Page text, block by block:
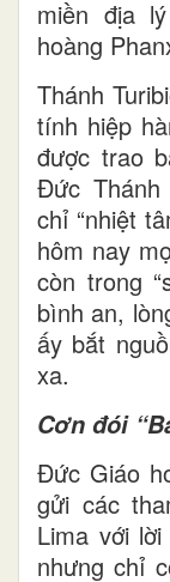
miền địa
hoàng
Thánh
tính hiệp
được trao
Đức Thánh
chỉ “nhiệt
hôm nay
còn trong
bình an,
ấy bắt
xa.
Cơn đói
Đức Giáo
gửi các
Lima với
nhưng chỉ